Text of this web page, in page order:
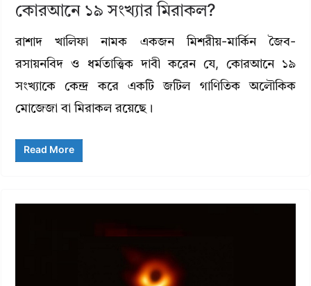
কোরআনে ১৯ সংখ্যার মিরাকল?
রাশাদ খালিফা নামক একজন মিশরীয়-মার্কিন জৈব-
রসায়নবিদ ও ধর্মতাত্ত্বিক দাবী করেন যে, কোরআনে ১৯
সংখ্যাকে কেন্দ্র করে একটি জটিল গাণিতিক অলৌকিক
মোজেজা বা মিরাকল রয়েছে।
Read More